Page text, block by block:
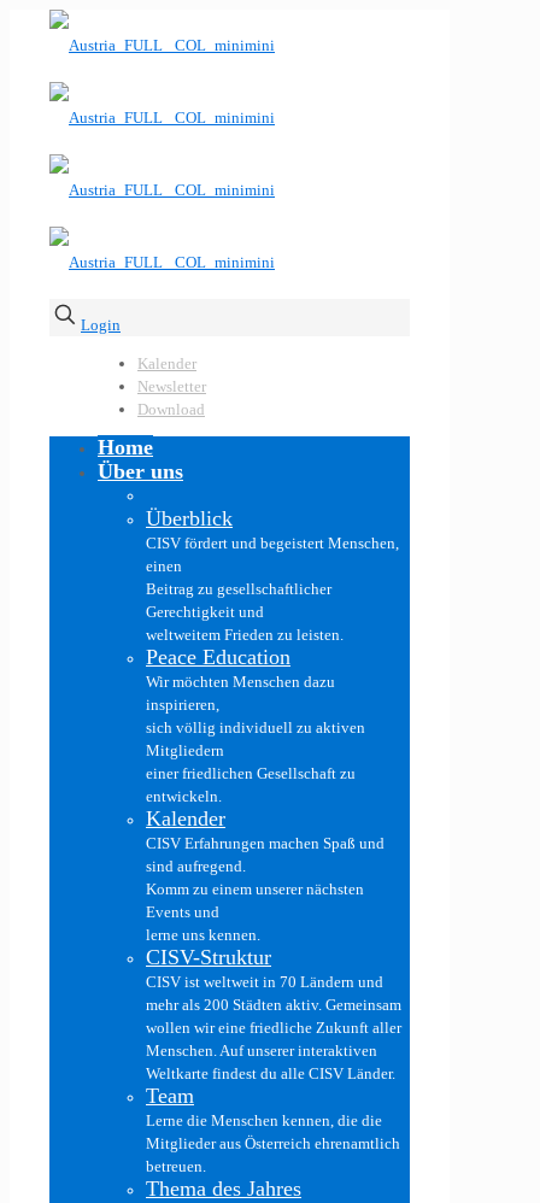
Login
Kalender
Newsletter
Download
Home
Über uns
Überblick
CISV fördert und begeistert Menschen,
einen
Beitrag zu gesellschaftlicher
Gerechtigkeit und
weltweitem Frieden zu leisten.
Peace Education
Wir möchten Menschen dazu
inspirieren,
sich völlig individuell zu aktiven
Mitgliedern
einer friedlichen Gesellschaft zu
entwickeln.
Kalender
CISV Erfahrungen machen Spaß und
sind aufregend.
Komm zu einem unserer nächsten
Events und
lerne uns kennen.
CISV-Struktur
CISV ist weltweit in 70 Ländern und
mehr als 200 Städten aktiv. Gemeinsam
wollen wir eine friedliche Zukunft aller
Menschen. Auf unserer interaktiven
Weltkarte findest du alle CISV Länder.
Team
Lerne die Menschen kennen, die die
Mitglieder aus Österreich ehrenamtlich
betreuen.
Thema des Jahres